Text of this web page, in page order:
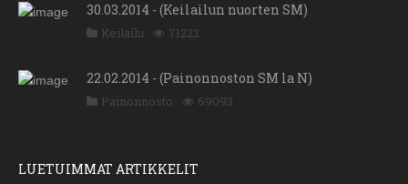
30.03.2014 - (Keilailun nuorten SM)
Keilailu 71222
22.02.2014 - (Painonnoston SM la N)
Painonnosto 69093
LUETUIMMAT ARTIKKELIT